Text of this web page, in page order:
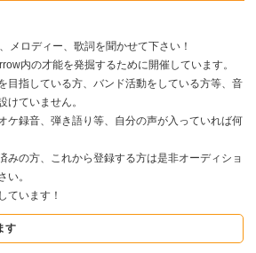
メロディー、歌詞を聞かせて下さい！
内の才能を発掘するために開催しています。
目指している方、バンド活動をしている方等、音
けていません。
ケ録音、弾き語り等、自分の声が入っていれば何
みの方、これから登録する方は是非オーディショ
い。
ています！
す